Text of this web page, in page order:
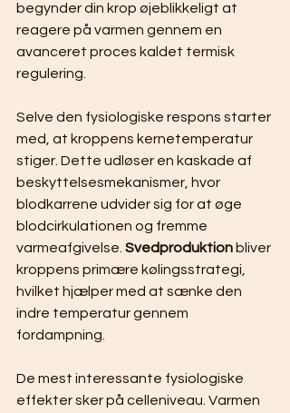
begynder din krop øjeblikkeligt at
reagere på varmen gennem en
avanceret proces kaldet termisk
regulering.
Selve den fysiologiske respons starter
med, at kroppens kernetemperatur
stiger. Dette udløser en kaskade af
beskyttelsesmekanismer, hvor
blodkarrene udvider sig for at øge
blodcirkulationen og fremme
varmeafgivelse. Svedproduktion bliver
kroppens primære kølingsstrategi,
hvilket hjælper med at sænke den
indre temperatur gennem
fordampning.
De mest interessante fysiologiske
effekter sker på celleniveau. Varmen